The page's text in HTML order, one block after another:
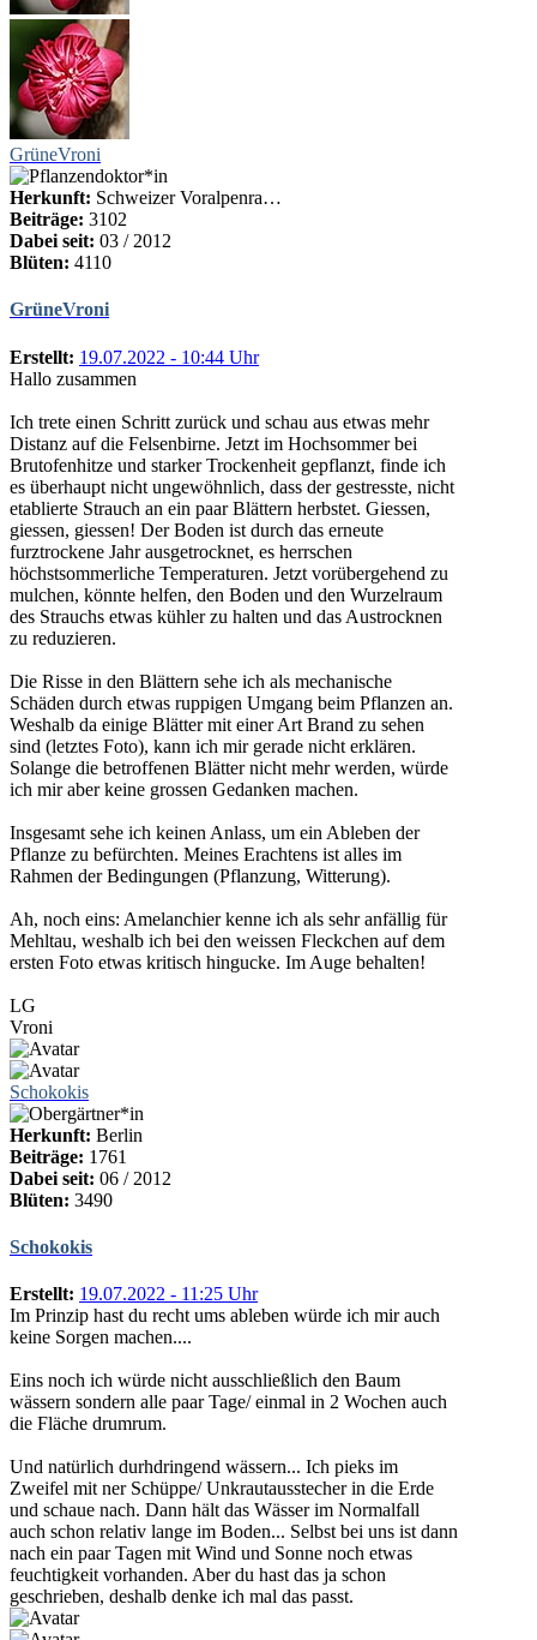
GrüneVroni
Herkunft: Schweizer Voralpenra…
Beiträge: 3102
Dabei seit: 03 / 2012
Blüten: 4110
GrüneVroni
Erstellt: 19.07.2022 - 10:44 Uhr
Hallo zusammen
Ich trete einen Schritt zurück und schau aus etwas mehr
Distanz auf die Felsenbirne. Jetzt im Hochsommer bei
Brutofenhitze und starker Trockenheit gepflanzt, finde ich
es überhaupt nicht ungewöhnlich, dass der gestresste, nicht
etablierte Strauch an ein paar Blättern herbstet. Giessen,
giessen, giessen! Der Boden ist durch das erneute
furztrockene Jahr ausgetrocknet, es herrschen
höchstsommerliche Temperaturen. Jetzt vorübergehend zu
mulchen, könnte helfen, den Boden und den Wurzelraum
des Strauchs etwas kühler zu halten und das Austrocknen
zu reduzieren.
Die Risse in den Blättern sehe ich als mechanische
Schäden durch etwas ruppigen Umgang beim Pflanzen an.
Weshalb da einige Blätter mit einer Art Brand zu sehen
sind (letztes Foto), kann ich mir gerade nicht erklären.
Solange die betroffenen Blätter nicht mehr werden, würde
ich mir aber keine grossen Gedanken machen.
Insgesamt sehe ich keinen Anlass, um ein Ableben der
Pflanze zu befürchten. Meines Erachtens ist alles im
Rahmen der Bedingungen (Pflanzung, Witterung).
Ah, noch eins: Amelanchier kenne ich als sehr anfällig für
Mehltau, weshalb ich bei den weissen Fleckchen auf dem
ersten Foto etwas kritisch hingucke. Im Auge behalten!
LG
Vroni
Schokokis
Herkunft: Berlin
Beiträge: 1761
Dabei seit: 06 / 2012
Blüten: 3490
Schokokis
Erstellt: 19.07.2022 - 11:25 Uhr
Im Prinzip hast du recht ums ableben würde ich mir auch
keine Sorgen machen....
Eins noch ich würde nicht ausschließlich den Baum
wässern sondern alle paar Tage/ einmal in 2 Wochen auch
die Fläche drumrum.
Und natürlich durhdringend wässern... Ich pieks im
Zweifel mit ner Schüppe/ Unkrautausstecher in die Erde
und schaue nach. Dann hält das Wässer im Normalfall
auch schon relativ lange im Boden... Selbst bei uns ist dann
nach ein paar Tagen mit Wind und Sonne noch etwas
feuchtigkeit vorhanden. Aber du hast das ja schon
geschrieben, deshalb denke ich mal das passt.